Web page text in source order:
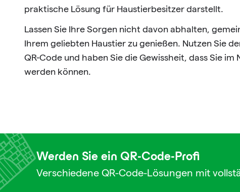
praktische Lösung für Haustierbesitzer darstellt.
Lassen Sie Ihre Sorgen nicht davon abhalten,
Ihrem geliebten Haustier zu genießen. Nutzen Sie
QR-Code und haben Sie die Gewissheit, dass Sie
werden können.
Werden Sie ein QR-Code-Profi
Verschiedene QR-Code-Lösungen mit